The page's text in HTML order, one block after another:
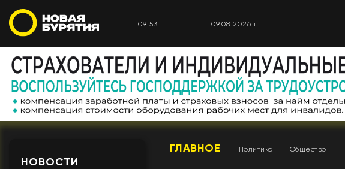
09:53 09.08.2026 г.
НОВОСТИ
ГЛАВНОЕ Политика Общество